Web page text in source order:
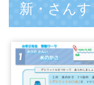
新・さん